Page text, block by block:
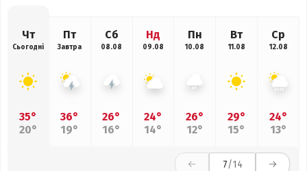
Чт
Сьогодні
35°
20°
Пт
Завтра
36°
19°
Сб
08.08
26°
16°
Нд
09.08
24°
14°
Пн
10.08
26°
12°
Вт
11.08
29°
15°
Ср
12.08
24°
13°
7/14